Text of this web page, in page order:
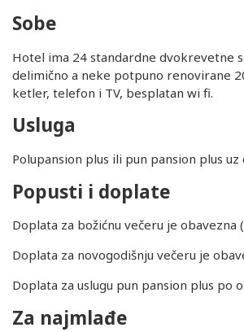
Sobe
Hotel ima 24 standardne dvokrevetne
delimično a neke potpuno renovirane
ketler, telefon i TV, besplatan wi fi.
Usluga
Polupansion plus ili pun pansion plus uz
Popusti i doplate
Doplata za božićnu večeru je obavezna
Doplata za novogodišnju večeru je
Doplata za uslugu pun pansion plus po
Za najmlađe